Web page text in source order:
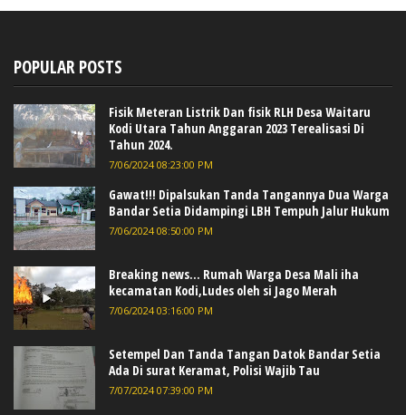
POPULAR POSTS
Fisik Meteran Listrik Dan fisik RLH Desa Waitaru
Kodi Utara Tahun Anggaran 2023 Terealisasi Di
Tahun 2024.
7/06/2024 08:23:00 PM
Gawat!!! Dipalsukan Tanda Tangannya Dua Warga
Bandar Setia Didampingi LBH Tempuh Jalur Hukum
7/06/2024 08:50:00 PM
Breaking news... Rumah Warga Desa Mali iha
kecamatan Kodi,Ludes oleh si Jago Merah
7/06/2024 03:16:00 PM
Setempel Dan Tanda Tangan Datok Bandar Setia
Ada Di surat Keramat, Polisi Wajib Tau
7/07/2024 07:39:00 PM